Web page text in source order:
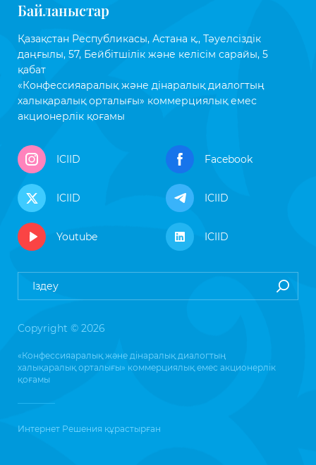
Байланыстар
Қазақстан Республикасы, Астана қ., Тәуелсіздік
даңғылы, 57, Бейбітшілік және келісім сарайы, 5
қабат
«Конфессияаралық және дінаралық диалогтың
халықаралық орталығы» коммерциялық емес
акционерлік қоғамы
ICIID Facebook
ICIID ICIID
Youtube ICIID
Copyright © 2026
«Конфессияаралық және дінаралық диалогтың
халықаралық орталығы» коммерциялық емес акционерлік
қоғамы
Интернет Решения құрастырған